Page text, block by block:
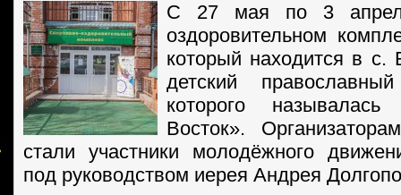
С 27 мая по 3
оздоровительном
который находится в с.
детский
которого
Восток».
стали участники молодёжного
под руководством иерея Андрея